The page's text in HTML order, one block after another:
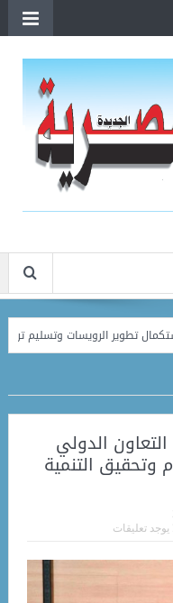
تراخيص مخازن وهناجر
الدولي
وتحقيق التنمية
يوجد تعليقات